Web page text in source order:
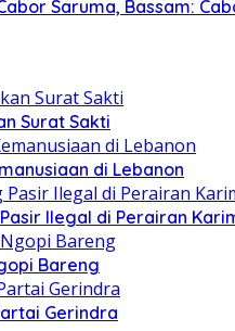
Saruma, Bassam:
Surat Sakti
di Lebanon
Ilegal di Perairan
Bareng
Gerindra